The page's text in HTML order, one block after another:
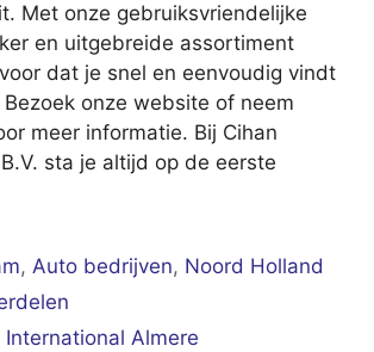
Met onze gebruiksvriendelijke
en uitgebreide assortiment
dat je snel en eenvoudig vindt
onze website of neem
meer informatie. Bij Cihan
sta je altijd op de eerste
,Auto bedrijven, Noord Holland
International Almere